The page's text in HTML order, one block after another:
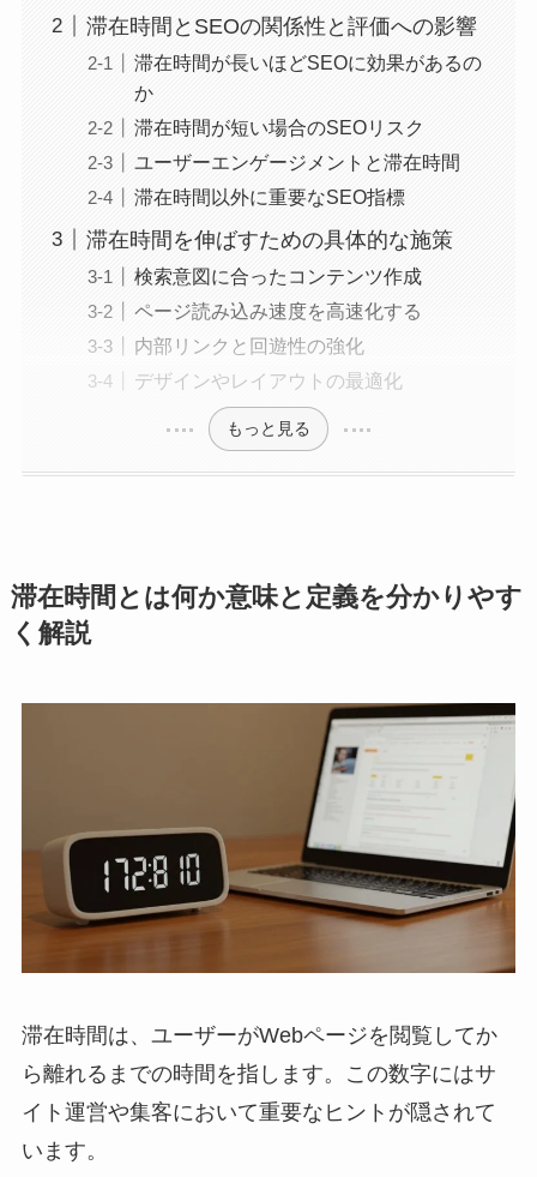
滞在時間とSEOの関係性と評価への影響
滞在時間が長いほどSEOに効果があるの
か
滞在時間が短い場合のSEOリスク
ユーザーエンゲージメントと滞在時間
滞在時間以外に重要なSEO指標
滞在時間を伸ばすための具体的な施策
検索意図に合ったコンテンツ作成
ページ読み込み速度を高速化する
内部リンクと回遊性の強化
デザインやレイアウトの最適化
もっと見る
滞在時間とは何か意味と定義を分かりやす
く解説
滞在時間は、ユーザーがWebページを閲覧してか
ら離れるまでの時間を指します。この数字にはサ
イト運営や集客において重要なヒントが隠されて
います。